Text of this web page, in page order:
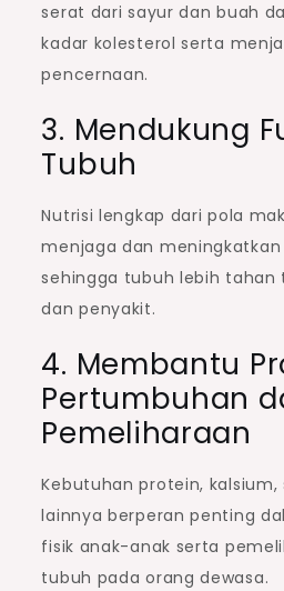
serat dari sayur dan buah
kadar kolesterol serta
pencernaan.
3. Mendukung
Tubuh
Nutrisi lengkap dari pola
menjaga dan
sehingga tubuh lebih tahan
dan penyakit.
4. Membantu
Pertumbuhan
Pemeliharaan
Kebutuhan protein,
lainnya berperan penting
fisik anak-anak serta
tubuh pada orang dewasa.